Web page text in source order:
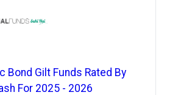
Bond Gilt Funds Rated By
For 2025 - 2026